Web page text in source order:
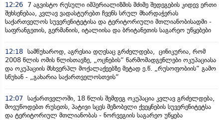
12:26
7 აგვისტო რუსული იმპერიალიზმის მძიმე შედეგების კიდევ ერთი
შეხსენებაა, კვლავ ვადასტურებთ ჩვენს სრულ მხარდაჭერას
საქართველოს სუვერენიტეტისა და ტერიტორიული მთლიანობისადმი -
საფრანგეთის, გერმანიის, იტალიისა და ბრიტანეთის საგარეო უწყებები
12:18 სამწუხაროდ, აგრესია დღესაც გრძელდება, ცინიკურია, რომ
2008 წლის ომის წლისთავზე, „ოცნების“ წარმომადგენლები ოკუპაციასა
და ოკუპაციის მსხვერპლ მოქალაქეებზე მეტად ე.წ. „რუსოფობიის“ გამო
სწუხან - „გახარია საქართველოსთვის“
12:07 საქართველოში, 18 წლის შემდეგ ოკუპაცია კვლავ გრძელდება,
მოვუწოდებთ რუსეთს, პატივი სცეს მეზობელი ქვეყნების სუვერენიტეტსა
და ტერიტორიულ მთლიანობას - ნორვეგიის საგარეო უწყება